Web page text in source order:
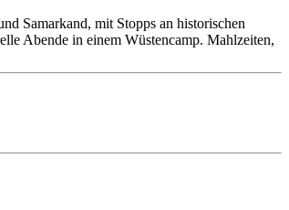
Samarkand, mit Stopps an historischen
Abende in einem Wüstencamp. Mahlzeiten,